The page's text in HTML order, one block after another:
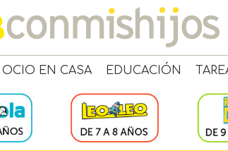
OCIO EN CASA EDUCACIÓN